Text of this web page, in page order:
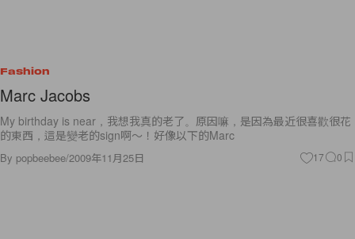
Fashion
Marc Jacobs
My birthday is near，我想我真的老了。原因嘛，是因為最近很喜歡很花
的東西，這是變老的sign啊～！好像以下的Marc
By popbeebee/2009年11月25日 17 0